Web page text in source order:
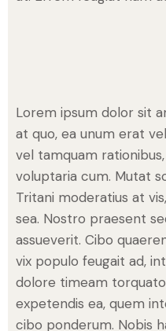
Lorem ipsum dolor sit
at quo, ea unum erat
vel tamquam
voluptaria cum. Mutat
Tritani moderatius at
sea. Nostro praesent
assueverit. Cibo
vix populo feugait ad,
dolore timeam
expetendis ea, quem
cibo ponderum. Nobis